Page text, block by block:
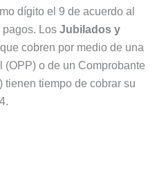
dígito el 9 de acuerdo al
Los Jubilados y
que cobren por medio de una
o de un Comprobante
tiempo de cobrar su